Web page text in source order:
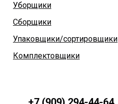
Комплектовщики
Упаковщики/сортировщики
Сборщики
Уборщики